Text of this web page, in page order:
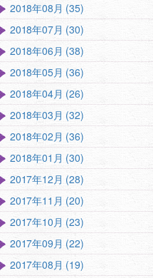
2018年08月 (35)
2018年07月 (30)
2018年06月 (38)
2018年05月 (36)
2018年04月 (26)
2018年03月 (32)
2018年02月 (36)
2018年01月 (30)
2017年12月 (28)
2017年11月 (20)
2017年10月 (23)
2017年09月 (22)
2017年08月 (19)